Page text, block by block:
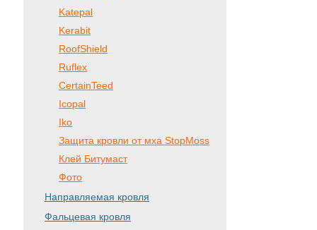
Katepal
Kerabit
RoofShield
Ruflex
CertainTeed
Icopal
Iko
Защита кровли от мха StopMoss
Клей Битумаст
Фото
Направляемая кровля
Фальцевая кровля